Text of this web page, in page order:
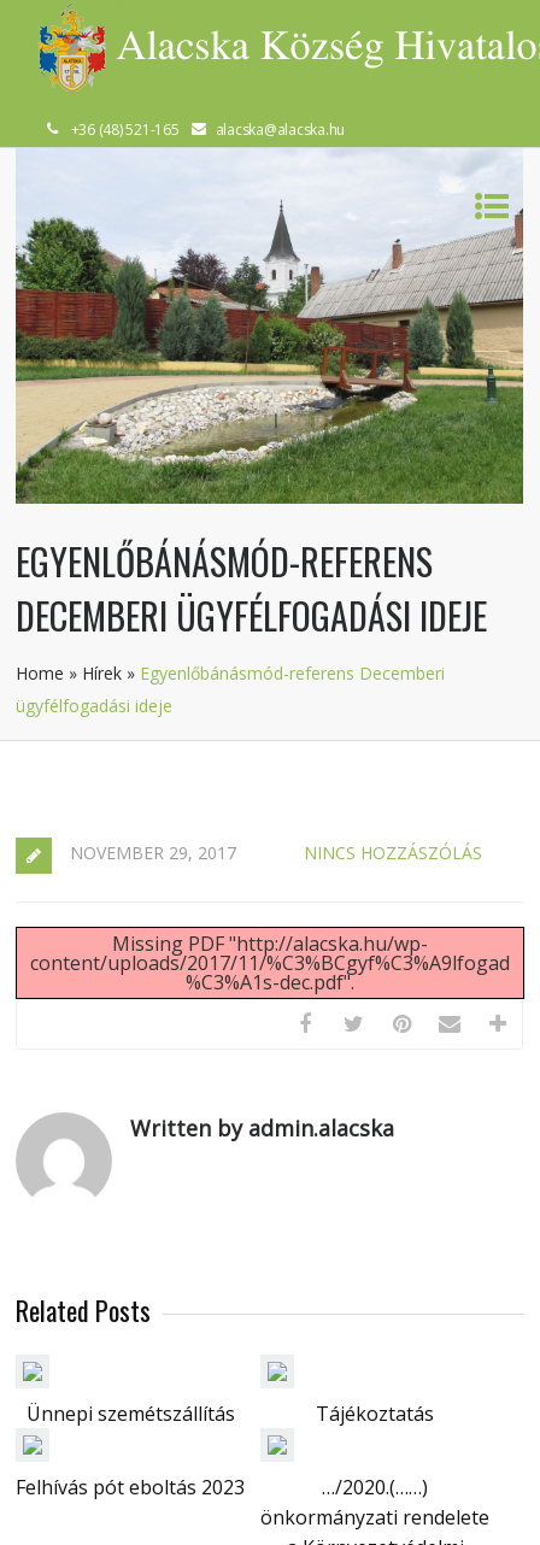
+36 (48) 521-165 alacska@alacska.hu
EGYENLŐBÁNÁSMÓD-REFERENS
DECEMBERI ÜGYFÉLFOGADÁSI IDEJE
Home » Hírek » Egyenlőbánásmód-referens Decemberi
ügyfélfogadási ideje
NOVEMBER 29, 2017 NINCS HOZZÁSZÓLÁS
Missing PDF "http://alacska.hu/wp-
content/uploads/2017/11/%C3%BCgyf%C3%A9lfogad
%C3%A1s-dec.pdf".
Written by admin.alacska
Related Posts
Ünnepi szemétszállítás Tájékoztatás
Felhívás pót eboltás 2023
…/2020.(……)
önkormányzati rendelete